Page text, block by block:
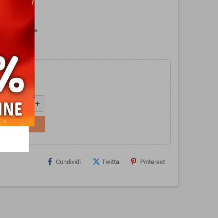
di Faba.
add
Condividi Twitta Pinterest